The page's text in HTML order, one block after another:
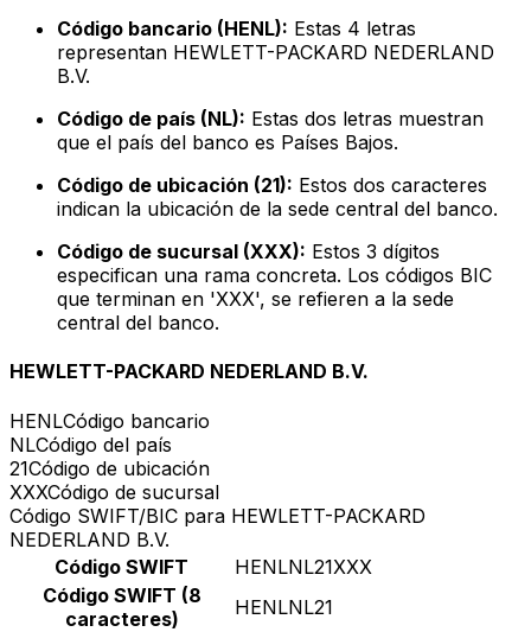
Código bancario (HENL): Estas 4 letras
representan HEWLETT-PACKARD NEDERLAND
B.V.
Código de país (NL): Estas dos letras muestran
que el país del banco es Países Bajos.
Código de ubicación (21): Estos dos caracteres
indican la ubicación de la sede central del banco.
Código de sucursal (XXX): Estos 3 dígitos
especifican una rama concreta. Los códigos BIC
que terminan en 'XXX', se refieren a la sede
central del banco.
HEWLETT-PACKARD NEDERLAND B.V.
HENLCódigo bancario
NLCódigo del país
21Código de ubicación
XXXCódigo de sucursal
Código SWIFT/BIC para HEWLETT-PACKARD
NEDERLAND B.V.
Código SWIFT
HENLNL21XXX
Código SWIFT (8
caracteres)
HENLNL21